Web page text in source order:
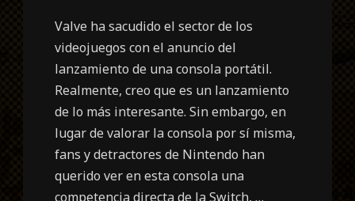
Valve ha sacudido el sector de los
videojuegos con el anuncio del
lanzamiento de una consola portátil.
Realmente, creo que es un lanzamiento
de lo más interesante. Sin embargo, en
lugar de valorar la consola por sí misma,
fans y detractores de Nintendo han
querido ver en esta consola una
competencia directa de la Switch, …